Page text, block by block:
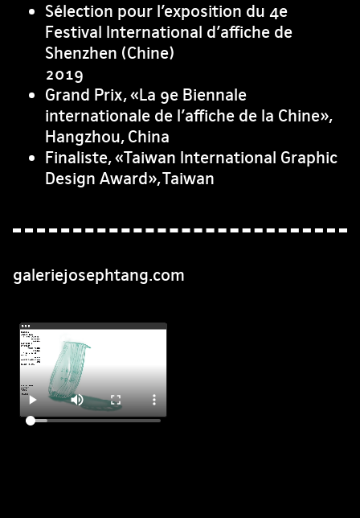
Sélection pour l’exposition du 4e
Festival International d’affiche de
Shenzhen (Chine)
2019
Grand Prix, «La 9e Biennale
internationale de l’affiche de la Chine»,
Hangzhou, China
Finaliste, «Taiwan International Graphic
Design Award», Taiwan
galeriejosephtang.com